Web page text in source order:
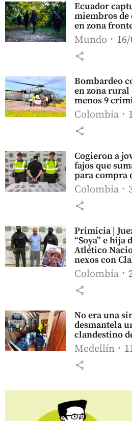
Ecuador
miembros de
en zona
Mundo
share
Bombardeo
en zona rural
menos 9
Colombia
share
Cogieron a
fajos que
para compra
Colombia
share
Primicia |
“Soya” e hija
Atlético
nexos con
Colombia
share
No era una
desmantela
clandestino
Medellín
share